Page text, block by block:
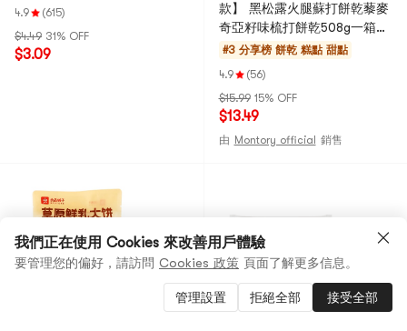
4.9
(615)
$4.49 31% OFF
$3.09
款】 黑松露火腿蘇打餅乾藜麥
奇亞籽味梳打餅乾508g一箱小
紅書大爆款明星達人推薦
#3 分享榜餅乾 糕點 甜點
4.9
(56)
$15.99 15% OFF
$13.49
由 Montory official 銷售
然利 29種選擇
我們正在使用 Cookies 來改善用戶體驗
要管理您的偏好，請訪問 Cookies 政策 頁面了解更多信息。
管理設置 拒絕全部 接受全部